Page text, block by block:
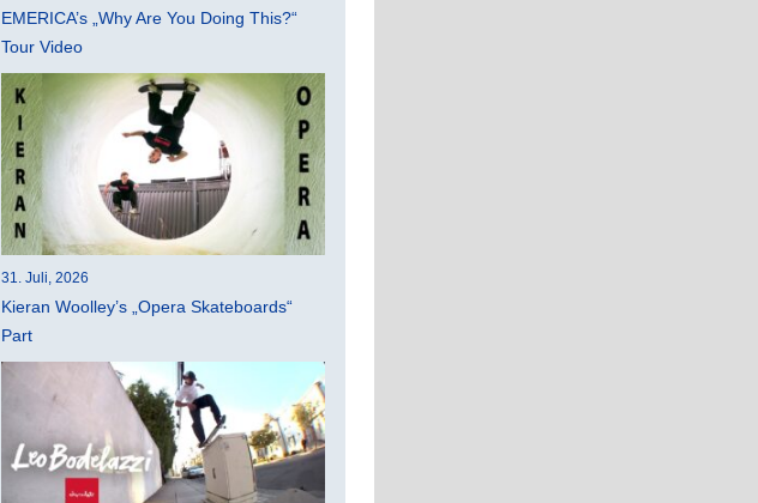
EMERICA’s „Why Are You Doing This?“
Tour Video
31. Juli, 2026
Kieran Woolley’s „Opera Skateboards“
Part